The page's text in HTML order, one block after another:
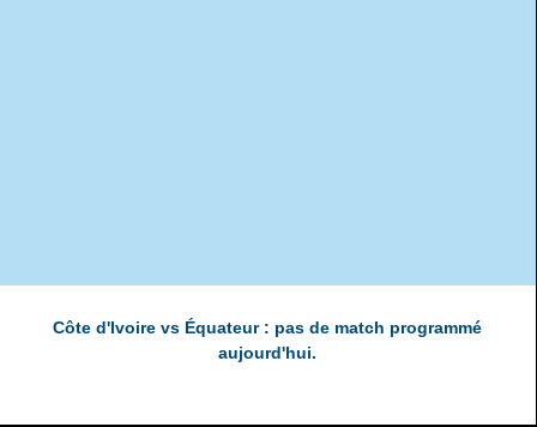
Côte d'Ivoire vs Équateur : pas de match programmé
aujourd'hui.